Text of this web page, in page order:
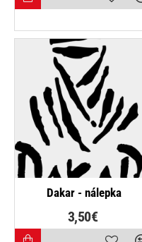
NAJPREDÁVANEJŠIE
Dakar - nálepka
3,50€